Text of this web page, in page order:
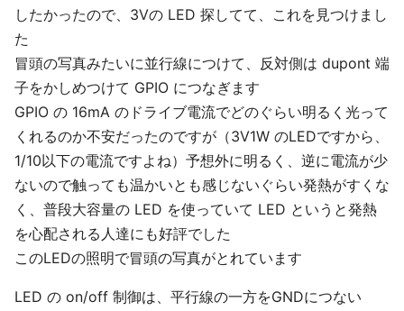
したかったので、3Vの LED 探してて、これを見つけまし
た
冒頭の写真みたいに並行線につけて、反対側は dupont 端
子をかしめつけて GPIO につなぎます
GPIO の 16mA のドライブ電流でどのぐらい明るく光って
くれるのか不安だったのですが（3V1W のLEDですから、
1/10以下の電流ですよね）予想外に明るく、逆に電流が少
ないので触っても温かいとも感じないぐらい発熱がすくな
く、普段大容量の LED を使っていて LED というと発熱
を心配される人達にも好評でした
このLEDの照明で冒頭の写真がとれています
LED の on/off 制御は、平行線の一方をGNDにつない